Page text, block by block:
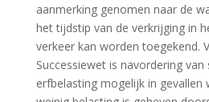
aanmerking genomen naar de
het tijdstip van de verkrijging in
verkeer kan worden toegekend.
Successiewet is navordering
erfbelasting mogelijk in gevallen